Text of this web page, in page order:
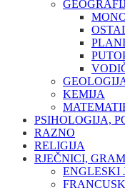
KEMIJA
PSIHOLOGIJA,
RAZNO
RELIGIJA
RJEČNICI,
ENGLESKI